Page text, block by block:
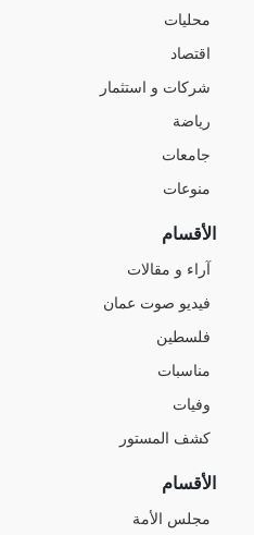
محليات
اقتصاد
شركات و استثمار
رياضة
جامعات
منوعات
الأقسام
آراء و مقالات
فيديو صوت عمان
فلسطين
مناسبات
وفيات
كشف المستور
الأقسام
مجلس الأمة